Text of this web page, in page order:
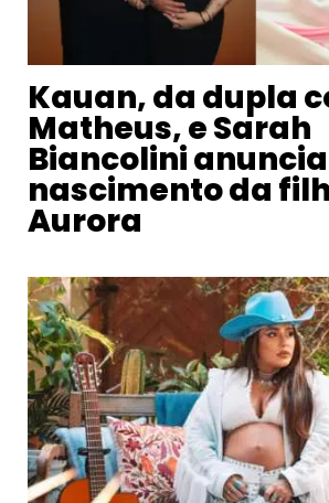
Kauan, da dupla
Matheus, e Sarah
Biancolini
nascimento da
Aurora